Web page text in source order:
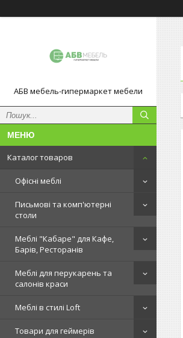
АБВ мебель-гипермаркет мебели
Каталог товаров
Офісні меблі
Письмові та комп'ютерні
столи
Меблі "Кабаре" для Кафе,
Барів, Ресторанів
Меблі для перукарень та
салонів краси
Меблі в стилі Loft
Товари для геймерів